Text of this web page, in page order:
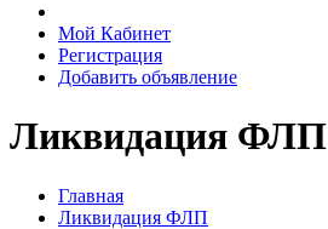
Мой Кабинет
Регистрация
Добавить объявление
Ликвидация ФЛП
Главная
Ликвидация ФЛП